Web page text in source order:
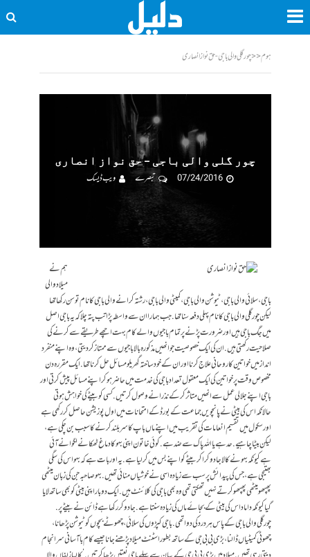
ہوم<<چور گلی والی باجی - حق نواز انصاری
چور گلی والی باجی – حق نواز انصاری
07/24/2016
تبصرے ویب ڈیسک
ہم نے
میلاد والی
باجی، سلائی والی باجی، ٹیوشن والی باجی، کمیٹی والی باجی، رشتہ کرانے والی باجی کا نام تو سن ر کھا تھا
لیکن چور گلی والی باجی کا نام پہلی دفعہ سنا تھا. جب ہمارا ان سے واسطہ پڑا تب پتہ چلا کہ یہ باجی اصل
میں جگ باجی ہیں اور ضرورت پڑنے پر تمام باجیوں والے کام بہت اچھے طریقے سے کرنے کی
صلاحیت رکھتی ہیں. ان کی ایک خصوصیت جو انھیں مذکورہ بالا باجیوں سے ممتاز کردیتی، وہ اپنے منفرد
انداز میں خواتین کا روحانی علاج کرنا اور ان کے خود ساختہ گھریلو مسائل حل کرنا تھا. ایک مقررہ دن
مخصوص وقت پر خواتین کی ایک معقول تعداد باجی کی خدمت میں حاضر ہو کر اپنے مسائل پیش کرتی اور
باجی اپنے جلالی عمل سے انھیں‌متاثر کر کے نذرانے وصول کرتیں. کسی کو بیٹے کی خواہش ہوتی
حالانکہ اس کی بیٹی نے پانچویں جماعت کے بورڈ کے امتحانات میں اول پوزیشن حاصل کر رکھی ہے
اور سکول میں تقسیم انعامات کی تقریب میں اپنے ماں باپ کا سر بلند کرنے کا سبب بن چکی ہے،
لیکن بیٹا چاہیے. حد ہے یا اللہ پاک سے ضد ہے. کوئی خاتون اپنی بہو کا دماغ ٹھکانے لگوانے آئی
ہے کیونکہ بہو نے کالا جادو کرا کر بیٹے کو اپنے بس میں کر لیا ہے. یہ اور بات ہے کہ بہو اس کی سگی
بھتیجی ہے، جس کی پیدائش پر سب سے زیادہ اسی نے خوشیاں منائی تھیں. بہو صاحبہ جن کی زبان میٹھی
پھپھو میٹھی پھپھو کرتے نہیں تھکتی تھی وہ بھی باجی کی کلائنٹ ہیں. ایک دو بار اپنی بیٹی کو بھی ساتھ لایا
گیا کیونکہ داماد اس کی بیٹی کے بجائے ماں کی زیادہ سنتا ہے. جادو کر رکھا ہے ڈائن نے بیٹے پر.
چور گلی والی باجی کے پاس ہر درد کی دوا تھی. باجی کپڑوں کی سلائی، چھوٹے بچوں کو ٹیوشن پڑھانا،
چھوٹی کمیٹیاں ڈالنا، بڑی بی بی جی کے ساتھ بطور اسٹنٹ میلاد پڑھنے جانا جیسے کام باآسانی سرانجام